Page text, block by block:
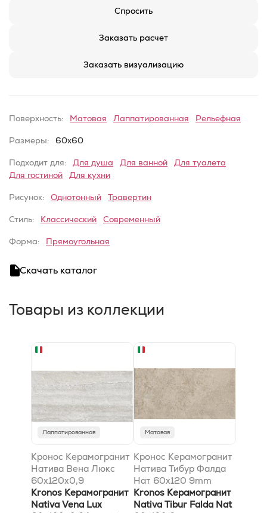
Спросить
Заказать расчет
Заказать визуализацию
Поверхность: Матовая Лаппатированная Рельефная
Размеры: 60x60
Подходит для: Для душа Для ванной
Для туалета
Для гостиной
Для кухни
Рисунок: Однотонный Травертин
Стиль: Классический Современный
Форма: Прямоугольная
Скачать каталог
Товары из коллекции
Лаппатированная
Кронос Керамогранит
Натива Вена Люкс
60x120x0,9
лаппатированный
Kronos Керамогранит
Nativa Vena Lux
Матовая
Кронос Керамогранит
Натива Тибур Фалда
Нат 60x120 9mm
Kronos Керамогранит
Nativa Tibur Falda Nat